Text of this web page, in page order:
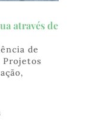
através de
de
Projetos
,